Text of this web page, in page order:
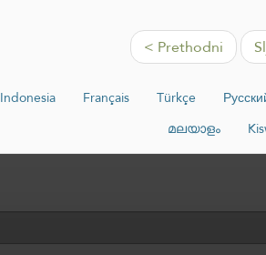
< Prethodni
Indonesia Français Türkçe
മലയാളം